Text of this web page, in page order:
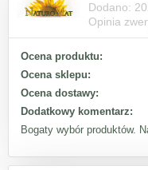
Dodano:
Opinia
Ocena produktu:
Ocena sklepu:
Ocena dostawy:
Dodatkowy komentarz:
Bogaty wybór produktów.